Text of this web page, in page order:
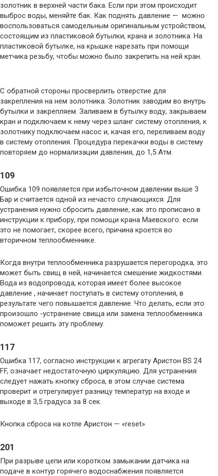
золотник в верхней части бака. Если при этом происходит
выброс воды, меняйте бак. Как поднять давление — можно
воспользоваться самодельным оригинальным устройством,
состоящим из пластиковой бутылки, крана и золотника. На
пластиковой бутылке, на крышке нарезать при помощи
метчика резьбу, чтобы можно было закрепить на ней кран.
С обратной стороны просверлить отверстие для
закрепления на нем золотника. Золотник заводим во внутрь
бутылки и закрепляем. Заливаем в бутылку воду, закрываем
кран и подключаем к нему через шланг систему отопления, к
золотнику подключаем насос и, качая его, переливаем воду
в систему отопления. Процедура перекачки воды в систему
повторяем до нормализации давления, до 1,5 Атм.
109
Ошибка 109 появляется при избыточном давлении выше 3
Бар и считается одной из нечасто случающихся. Для
устранения нужно сбросить давление, как это прописано в
инструкции к прибору, при помощи крана Маевского. если
это не помогает, скорее всего, причина кроется во
вторичном теплообменнике.
Когда внутри теплообменника разрушается перегородка, это
может быть свищ в ней, начинается смешение жидкостями.
Вода из водопровода, которая имеет более высокое
давление , начинает поступать в систему отопления, в
результате чего повышается давление. Что делать, если это
произошло -устранение свища или замена теплообменника
поможет решить эту проблему.
117
Ошибка 117, согласно инструкции к агрегату Аристон BS 24
FF, означает недостаточную циркуляцию. Для устранения
следует нажать кнопку сброса, в этом случае система
проверит и отрегулирует разницу температур на входе и
выходе в 3,5 градуса за 8 сек.
Кнопка сброса на котле Аристон — «reset»
201
При разрыве цепи или коротком замыкании датчика на
подаче в контур горячего водоснабжения появляется